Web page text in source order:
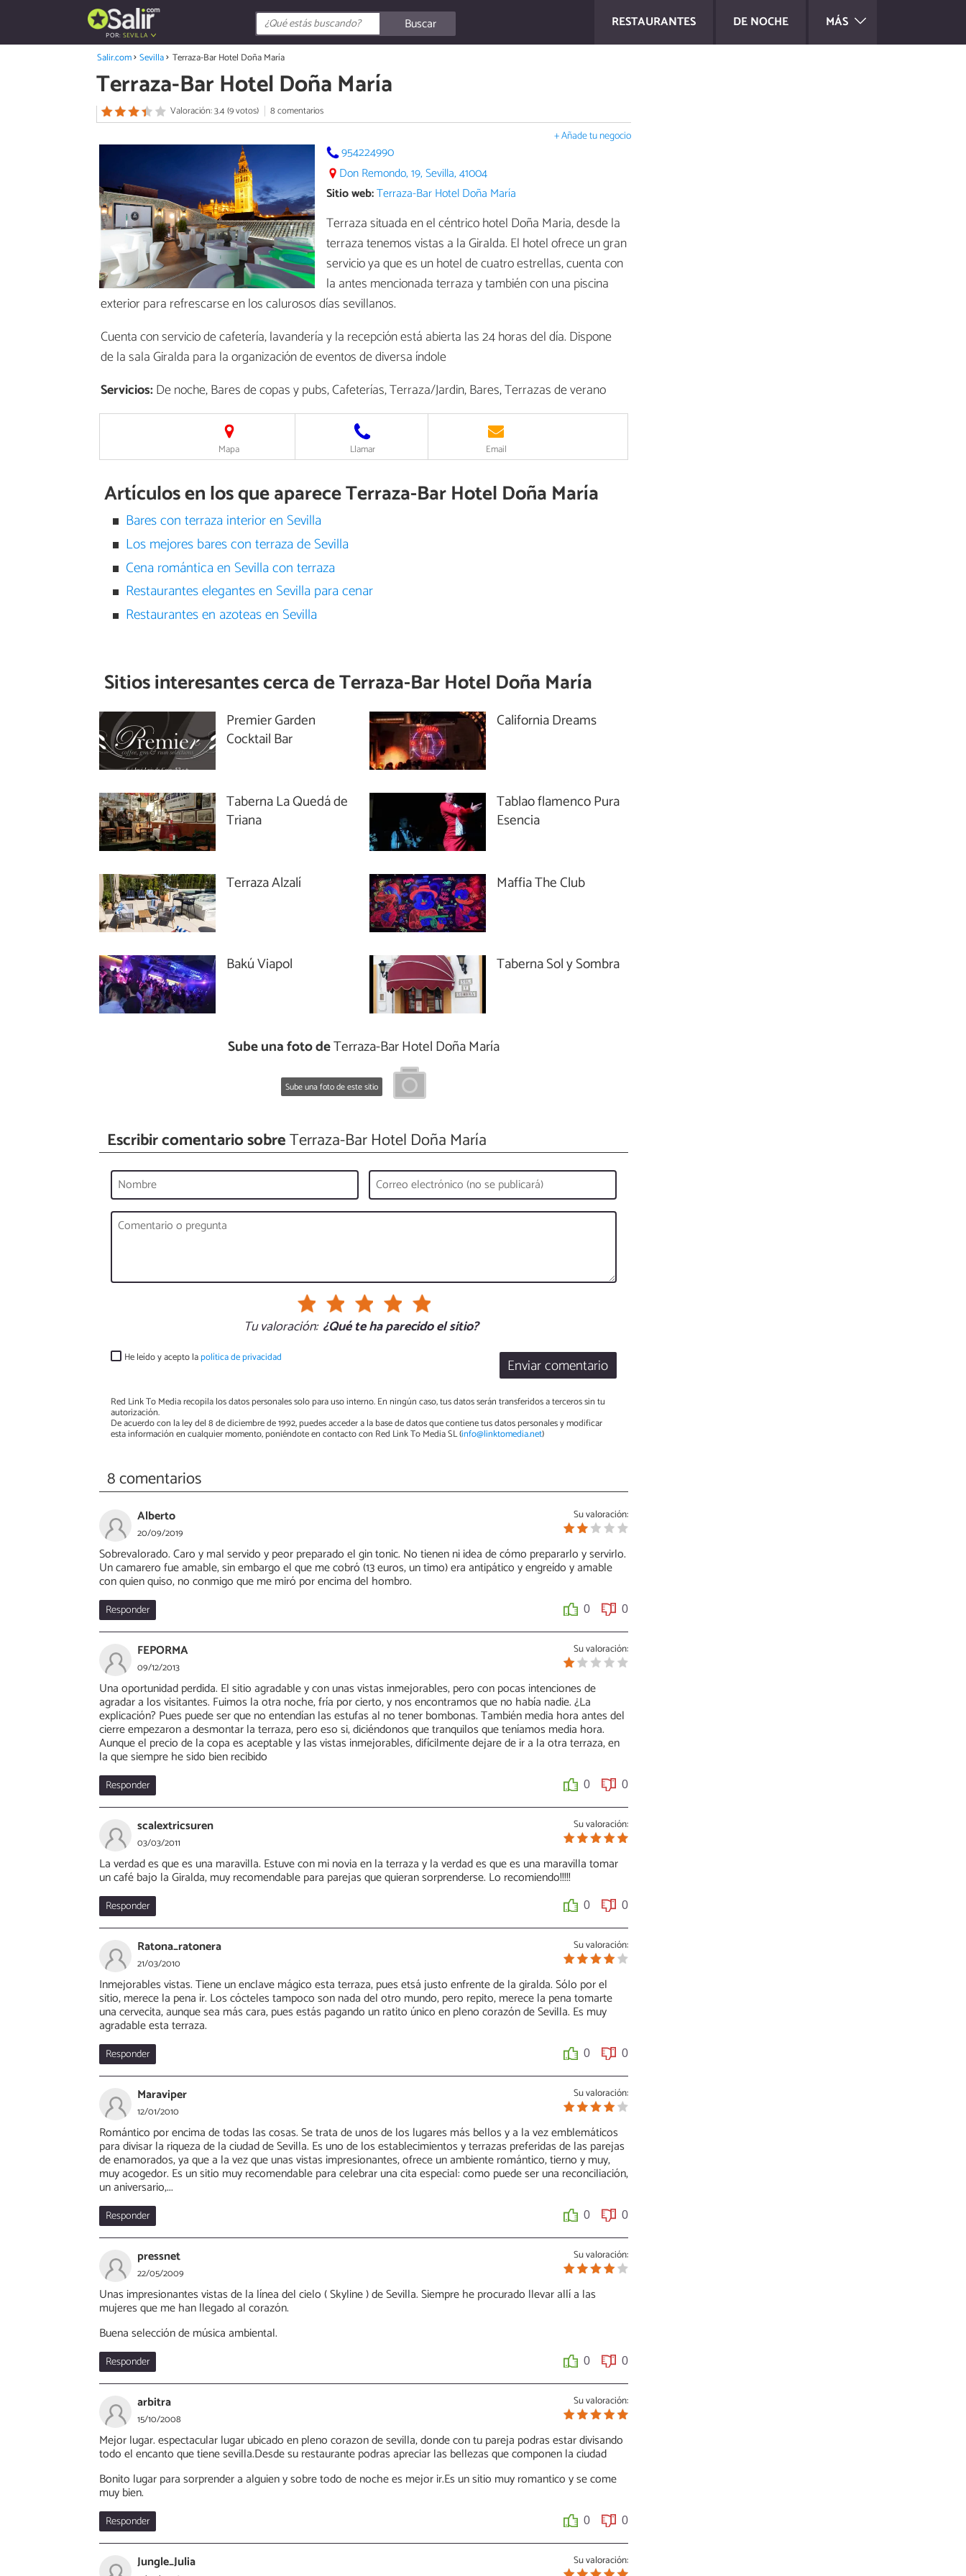
RESTAURANTES DE NOCHE MÁS
POR: SEVILLA
Buscar
Salir.com Sevilla Terraza-Bar Hotel Doña María
Terraza-Bar Hotel Doña María
Valoración: 3.4 (9 votos) 8 comentarios
+ Añade tu negocio
954224990
Don Remondo, 19, Sevilla, 41004
Sitio web:Terraza-Bar Hotel Doña María
Terraza situada en el céntrico hotel Doña Maria, desde la
terraza tenemos vistas a la Giralda. El hotel ofrece un gran
servicio ya que es un hotel de cuatro estrellas, cuenta con
la antes mencionada terraza y también con una piscina
exterior para refrescarse en los calurosos días sevillanos.
Cuenta con servicio de cafetería, lavandería y la recepción está abierta las 24 horas del día. Dispone
de la sala Giralda para la organización de eventos de diversa índole
Servicios:De noche, Bares de copas y pubs, Cafeterías, Terraza/Jardin, Bares, Terrazas de verano
Mapa Llamar Email
Artículos en los que aparece Terraza-Bar Hotel Doña María
Bares con terraza interior en Sevilla
Los mejores bares con terraza de Sevilla
Cena romántica en Sevilla con terraza
Restaurantes elegantes en Sevilla para cenar
Restaurantes en azoteas en Sevilla
Sitios interesantes cerca deTerraza-Bar Hotel Doña María
Premier Garden
Cocktail Bar
California Dreams
Taberna La Quedá de
Triana
Tablao flamenco Pura
Esencia
Terraza Alzalí Maffia The Club
Bakú Viapol Taberna Sol y Sombra
Sube una foto deTerraza-Bar Hotel Doña María
Sube una foto de este sitio
Escribir comentario sobreTerraza-Bar Hotel Doña María
Tu valoración: ¿Qué te ha parecido el sitio?
Enviar comentario
He leído y acepto lapolítica de privacidad
Red Link To Media recopila los datos personales solo para uso interno. En ningún caso, tus datos serán transferidos a terceros sin tu
autorización.
De acuerdo con la ley del 8 de diciembre de 1992, puedes acceder a la base de datos que contiene tus datos personales y modificar
esta información en cualquier momento, poniéndote en contacto con Red Link To Media SL (info@linktomedia.net)
8 comentarios
Su valoración:
Alberto
20/09/2019
Sobrevalorado. Caro y mal servido y peor preparado el gin tonic. No tienen ni idea de cómo prepararlo y servirlo.
Un camarero fue amable, sin embargo el que me cobró (13 euros, un timo) era antipático y engreído y amable
con quien quiso, no conmigo que me miró por encima del hombro.
Responder 0 0
Su valoración:
FEPORMA
09/12/2013
Una oportunidad perdida. El sitio agradable y con unas vistas inmejorables, pero con pocas intenciones de
agradar a los visitantes. Fuimos la otra noche, fría por cierto, y nos encontramos que no había nadie. ¿La
explicación? Pues puede ser que no entendían las estufas al no tener bombonas. También media hora antes del
cierre empezaron a desmontar la terraza, pero eso si, diciéndonos que tranquilos que teníamos media hora.
Aunque el precio de la copa es aceptable y las vistas inmejorables, difícilmente dejare de ir a la otra terraza, en
la que siempre he sido bien recibido
Responder 0 0
Su valoración:
scalextricsuren
03/03/2011
La verdad es que es una maravilla. Estuve con mi novia en la terraza y la verdad es que es una maravilla tomar
un café bajo la Giralda, muy recomendable para parejas que quieran sorprenderse. Lo recomiendo!!!!!
Responder 0 0
Su valoración:
Ratona_ratonera
21/03/2010
Inmejorables vistas. Tiene un enclave mágico esta terraza, pues etsá justo enfrente de la giralda. Sólo por el
sitio, merece la pena ir. Los cócteles tampoco son nada del otro mundo, pero repito, merece la pena tomarte
una cervecita, aunque sea más cara, pues estás pagando un ratito único en pleno corazón de Sevilla. Es muy
agradable esta terraza.
Responder 0 0
Su valoración:
Maraviper
12/01/2010
Romántico por encima de todas las cosas. Se trata de unos de los lugares más bellos y a la vez emblemáticos
para divisar la riqueza de la ciudad de Sevilla. Es uno de los establecimientos y terrazas preferidas de las parejas
de enamorados, ya que a la vez que unas vistas impresionantes, ofrece un ambiente romántico, tierno y muy,
muy acogedor. Es un sitio muy recomendable para celebrar una cita especial: como puede ser una reconciliación,
un aniversario,...
Responder 0 0
Su valoración:
pressnet
22/05/2009
Unas impresionantes vistas de la línea del cielo ( Skyline ) de Sevilla. Siempre he procurado llevar allí a las
mujeres que me han llegado al corazón.
Buena selección de música ambiental.
Responder 0 0
Su valoración:
arbitra
15/10/2008
Mejor lugar. espectacular lugar ubicado en pleno corazon de sevilla, donde con tu pareja podras estar divisando
todo el encanto que tiene sevilla.Desde su restaurante podras apreciar las bellezas que componen la ciudad
Bonito lugar para sorprender a alguien y sobre todo de noche es mejor ir.Es un sitio muy romantico y se come
muy bien.
Responder 0 0
Su valoración:
Jungle_Julia